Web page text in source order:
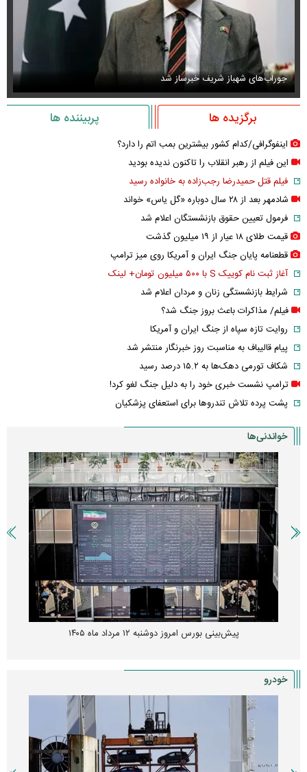
جوراب‌های شهباز شریف خبرساز شد
برگزیده ها پربیننده ها
اینفوگرافی/کدام کشور بیشترین بمب اتم را دارد؟
این فیلم از رهبر انقلاب را تاکنون ندیده بودید
فیلم قتل حمیدرضا رجب‌زاده به خانواده رسید
شادمهر بعد از ۲۸ سال دوباره «گل یاس» خواند
فرمول تعیین حقوق بازنشستگان اعلام شد
قیمت طلای ۱۸ عیار از ۱۹ میلیون گذشت
قطعنامه پایان جنگ ایران و آمریکا روی میز ترامپ
آغاز ثبت نام کوییک S با ۵۰۰ میلیون تومان+ لینک
شرایط بازنشستگی زنان و مردان اعلام شد
فیلم/ مذاکرات باعث بروز جنگ شد؟
روایت تازه سپاه از جنگ ایران و آمریکا
پیام قالیباف به مناسبت روز خبرنگار منتشر شد
شکاف تورمی دهک‌ها به ۱۵.۲ درصد رسید
ترامپ نشست خبری خود را به دلیل جنگ لغو کرد!
پشت پرده تلاش تندروها برای استعفای پزشکیان
خواندنی‌ها
پیش‌بینی بورس امروز دوشنبه ۱۲ مرداد ماه ۱۴۰۵
خودرو